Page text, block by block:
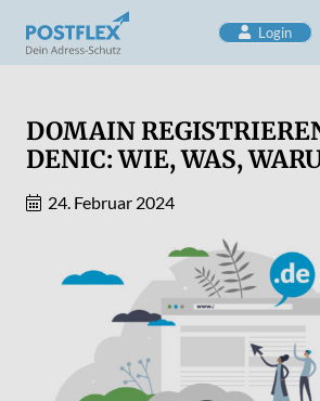
Login
DOMAIN
DENIC: WIE, WAS,
24. Februar 2024